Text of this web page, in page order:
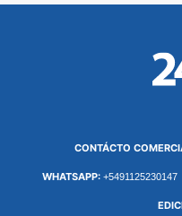
CONTÁCTO
WHATSAPP: +5491125230147